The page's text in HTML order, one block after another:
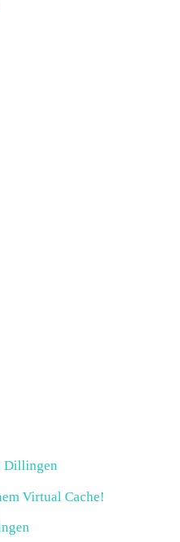
Dillingen
Virtual Cache!